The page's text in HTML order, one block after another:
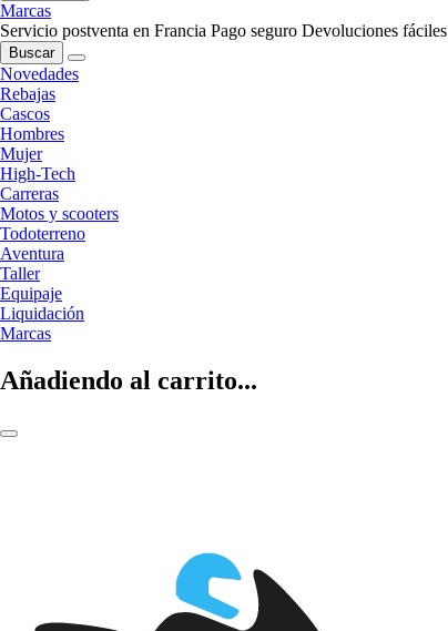
Marcas
Servicio postventa en Francia Pago seguro Devoluciones fáciles
Buscar
Novedades
Rebajas
Cascos
Hombres
Mujer
High-Tech
Carreras
Motos y scooters
Todoterreno
Aventura
Taller
Equipaje
Liquidación
Marcas
Añadiendo al carrito...